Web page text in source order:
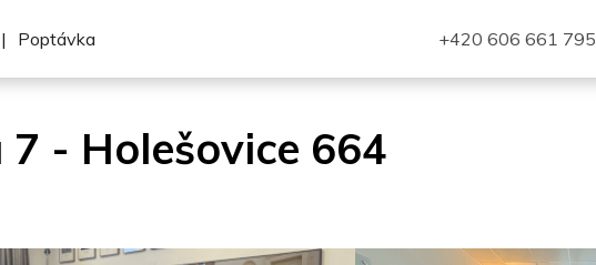
| Poptávka +420 606 661 795
7 - Holešovice 664